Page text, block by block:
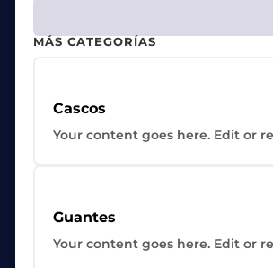
MÁS CATEGORÍAS
Cascos
Your content goes here. Edit or
Guantes
Your content goes here. Edit or